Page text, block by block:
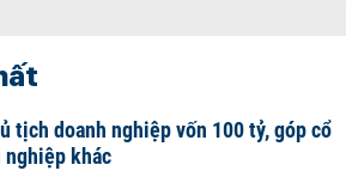
tịch doanh nghiệp vốn 100 tỷ, góp cổ
nghiệp khác